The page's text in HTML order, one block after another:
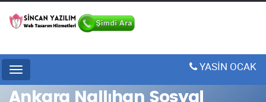
Menu YASİN OCAK
Ankara Nallıhan Sosyal